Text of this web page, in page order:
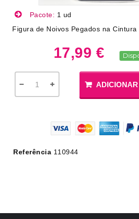
Pacote: 1 ud
Figura de Noivos Pegados na Cintura
17,99 €
Referência 110944